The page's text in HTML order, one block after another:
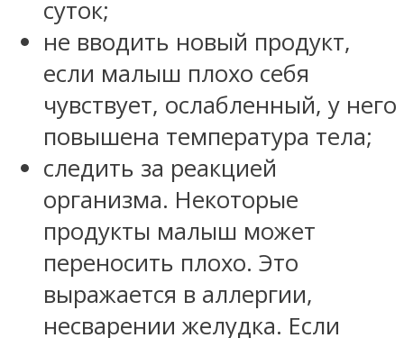
суток;
не вводить новый продукт,
если малыш плохо себя
чувствует, ослабленный, у него
повышена температура тела;
следить за реакцией
организма. Некоторые
продукты малыш может
переносить плохо. Это
выражается в аллергии,
несварении желудка. Если